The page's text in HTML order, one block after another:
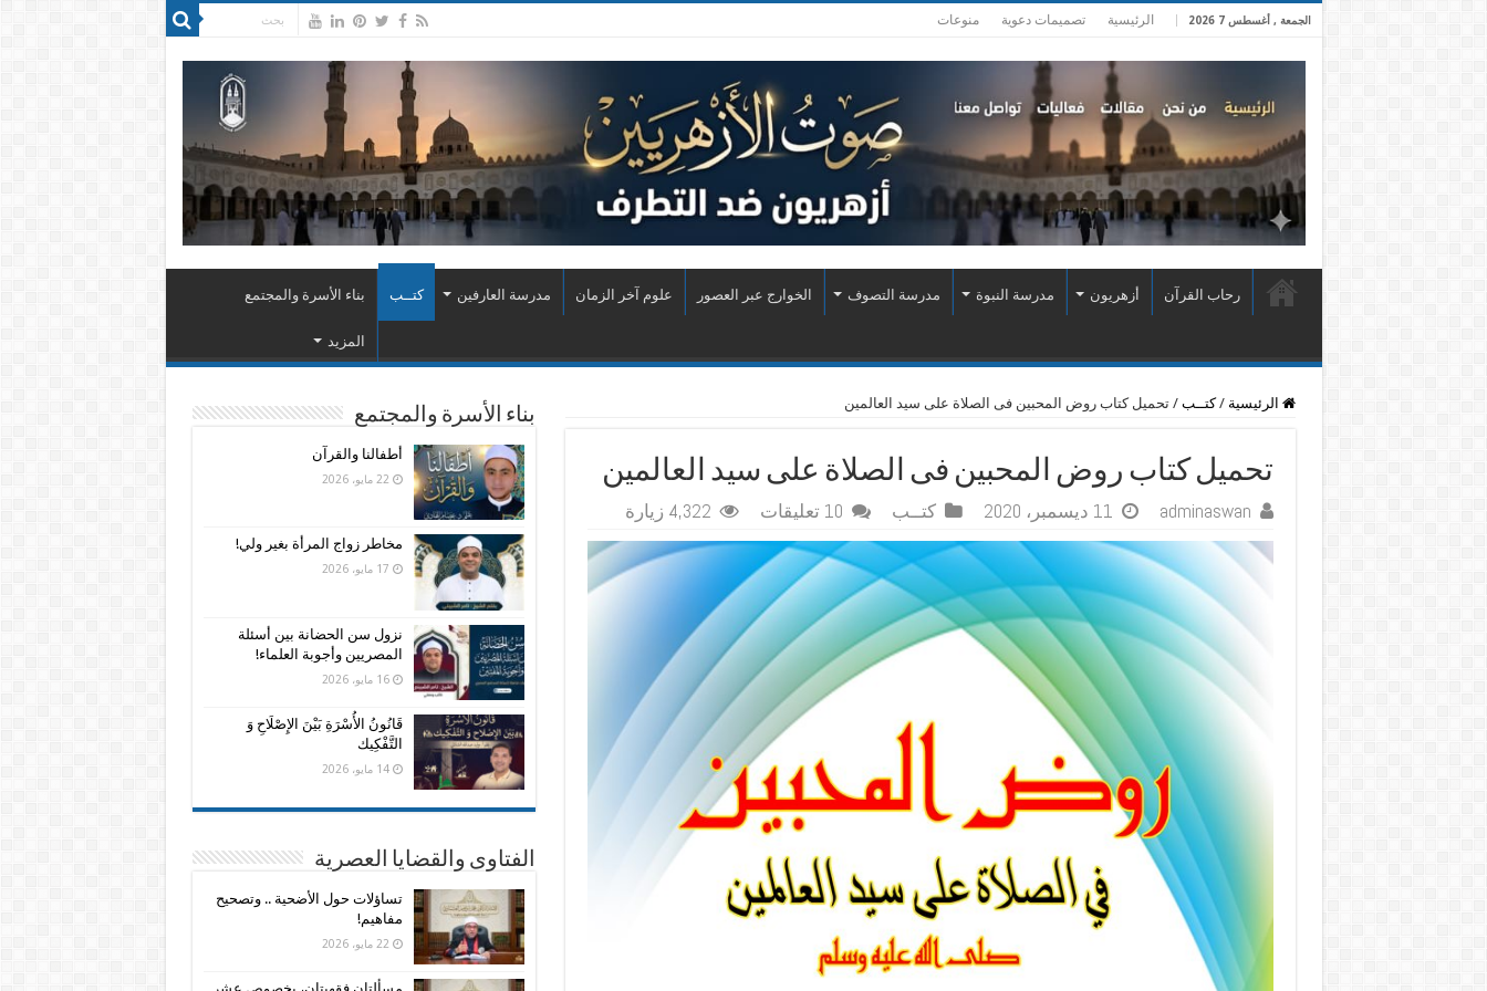
الجمعة , أغسطس 7 2026 الرئيسية تصميمات دعوية منوعات
رحاب القرآن أزهريون مدرسة النبوة مدرسة التصوف الخوارج عبر العصور علوم آخر الزمان مدرسة العارفين كتــب بناء الأسرة والمجتمع
المزيد
الرئيسية / كتــب / تحميل كتاب روض المحبين فى الصلاة على سيد العالمين
تحميل كتاب روض المحبين فى الصلاة على سيد العالمين
adminaswan 11 ديسمبر، 2020 كتــب 10 تعليقات 4,322 زيارة
بناء الأسرة والمجتمع
أطفالنا والقرآن
22 مايو، 2026
مخاطر زواج المرأة بغير ولي!
17 مايو، 2026
نزول سن الحضانة بين أسئلة
المصريين وأجوبة العلماء!
16 مايو، 2026
قَانُونُ الأُسْرَةِ بَيْنَ الإِصْلَاحِ وَ
التَّفْكِيك
14 مايو، 2026
الفتاوى والقضايا العصرية
تساؤلات حول الأضحية .. وتصحيح
مفاهيم!
22 مايو، 2026